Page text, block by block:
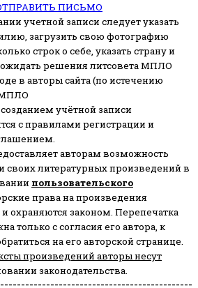
ПИСЬМО
учетной записи следует указать
загрузить свою фотографию
строк о себе, указать страну и
решения литсовета МПЛО
в авторы сайта (по истечению
МПЛО
учётной записи
с правилами регистрации и
авторам возможность
своих литературных произведений в
пользовательского
права на произведения
охраняются законом. Перепечатка
только с согласия его автора, к
на его авторской странице.
произведений авторы несут
законодательства.